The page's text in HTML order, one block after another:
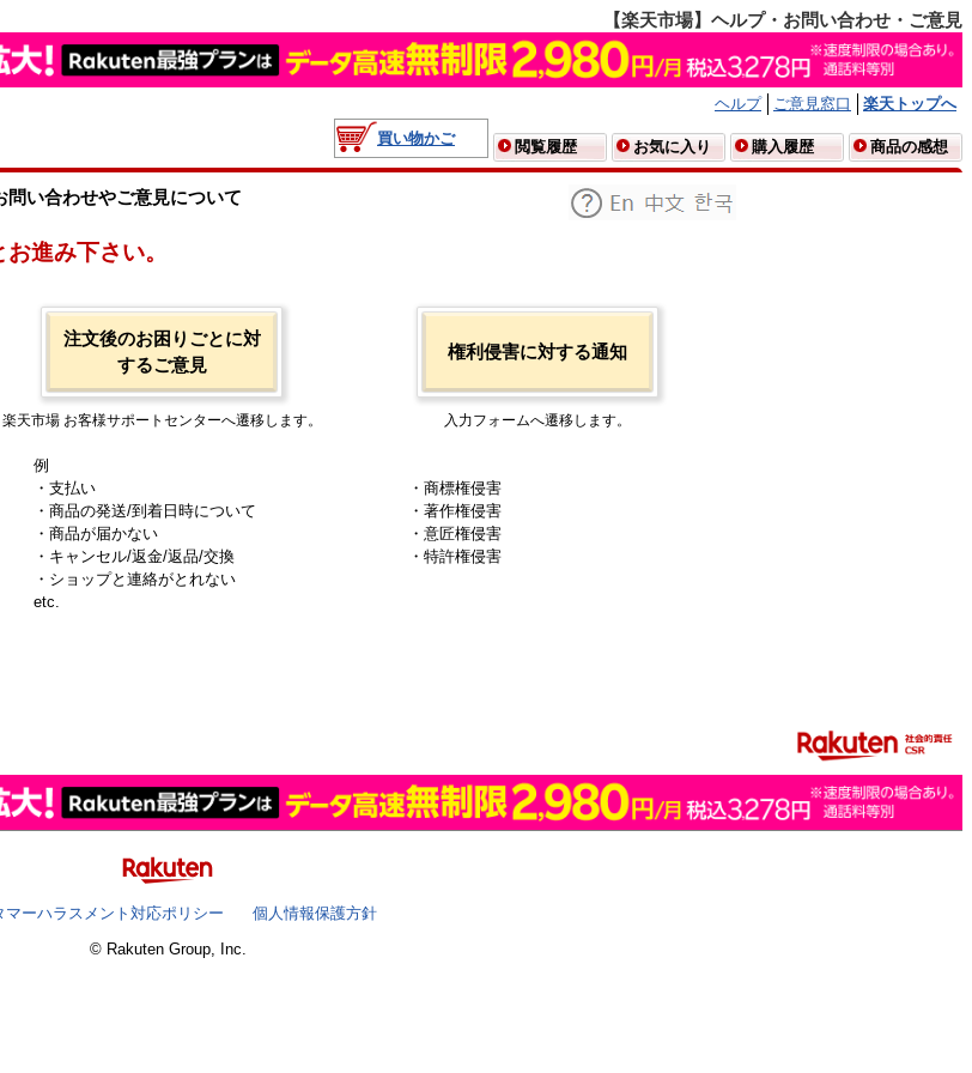
【楽天市場】ヘルプ・お問い合わせ・ご意見
ヘルプ ご意見窓口
楽天トップへ
買い物かご
閲覧履歴 お気に入り 購入履歴 商品の感想
問い合わせやご意見について
進み下さい。
注文後のお困りごとに対
するご意見
楽天市場 お客様サポートセンターへ遷移します。
例
・支払い
・商品の発送/到着日時について
・商品が届かない
・キャンセル/返金/返品/交換
・ショップと連絡がとれない
etc.
権利侵害に対する通知
入力フォームへ遷移します。
・商標権侵害
・著作権侵害
・意匠権侵害
・特許権侵害
マーハラスメント対応ポリシー
個人情報保護方針
© Rakuten Group, Inc.